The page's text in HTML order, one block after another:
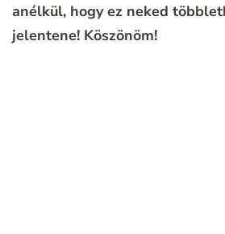
anélkül, hogy ez neked
jelentene! Köszönöm!